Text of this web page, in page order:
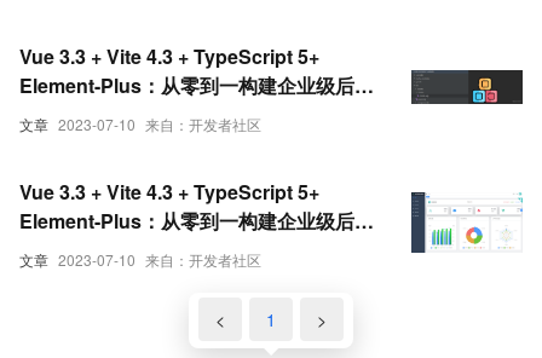
文章 2023-07-10 来自：开发者社区
Vue 3.3 + Vite 4.3 + TypeScript 5+
Element-Plus：从零到一构建企业级后台
管理系统（前后端开源）（二）
文章 2023-07-10 来自：开发者社区
Vue 3.3 + Vite 4.3 + TypeScript 5+
Element-Plus：从零到一构建企业级后台
管理系统（前后端开源）（一）
< 1 >